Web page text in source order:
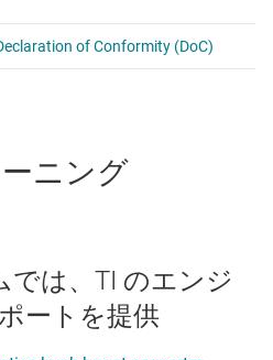
ニング
では、TI のエンジ
ートを提供